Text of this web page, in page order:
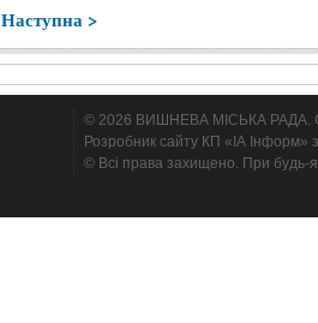
Наступна >
© 2026 ВИШНЕВА МІСЬКА РАДА.
Розробник сайту КП «ІА Інформ»
© Всі права захищено. При будь-